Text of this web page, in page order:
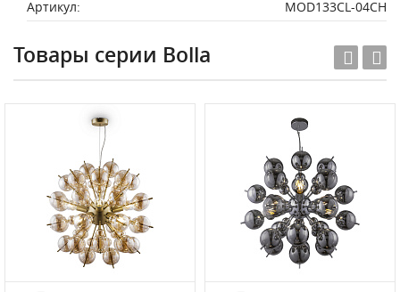
Артикул:
MOD133CL-04CH
Товары серии Bolla